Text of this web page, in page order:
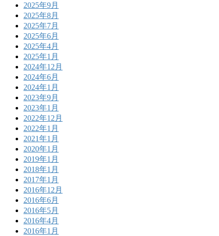
2025年9月
2025年8月
2025年7月
2025年6月
2025年4月
2025年1月
2024年12月
2024年6月
2024年1月
2023年9月
2023年1月
2022年12月
2022年1月
2021年1月
2020年1月
2019年1月
2018年1月
2017年1月
2016年12月
2016年6月
2016年5月
2016年4月
2016年1月